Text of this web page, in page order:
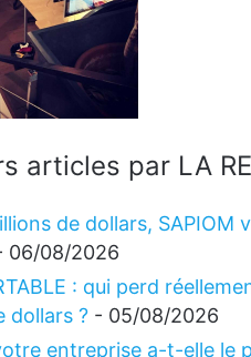
articles par LA
de dollars,
06/08/2026
: qui perd
dollars ? - 05/08/2026
entreprise a-t-elle